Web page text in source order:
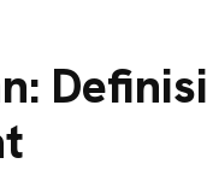
Definisi